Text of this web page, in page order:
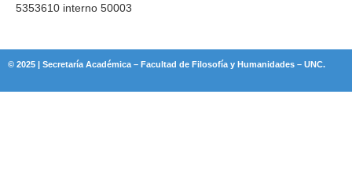
5353610 interno 50003
© 2025 | Secretaría Académica – Facultad de Filosofía y Humanidades – UNC.